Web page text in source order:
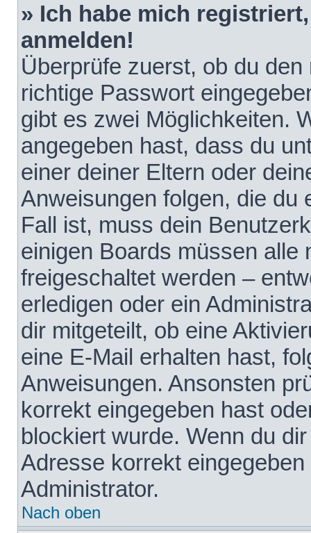
» Ich habe mich
anmelden!
Überprüfe zuerst, ob du
richtige Passwort
gibt es zwei Möglichkeiten.
angegeben hast, dass du
einer deiner Eltern oder
Anweisungen folgen, die du
Fall ist, muss dein
einigen Boards müssen alle
freigeschaltet werden –
erledigen oder ein
dir mitgeteilt, ob eine
eine E-Mail erhalten hast,
Anweisungen. Ansonsten
korrekt eingegeben hast
blockiert wurde. Wenn du
Adresse korrekt
Administrator.
Nach oben